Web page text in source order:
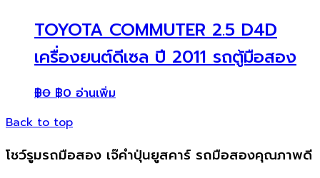
TOYOTA COMMUTER 2.5 D4D
เครื่องยนต์ดีเซล ปี 2011 รถตู้มือสอง
฿0 ฿0 อ่านเพิ่ม
Back to top
โชว์รูมรถมือสอง เจ๊คำปุ่นยูสคาร์ รถมือสองคุณภาพดี